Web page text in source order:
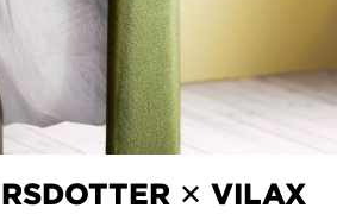
✕ VILAX